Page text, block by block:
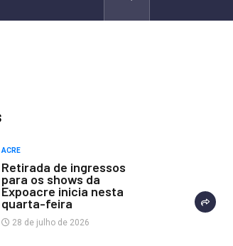
ACRE
Retirada de ingressos
para os shows da
Expoacre inicia nesta
quarta-feira
28 de julho de 2026